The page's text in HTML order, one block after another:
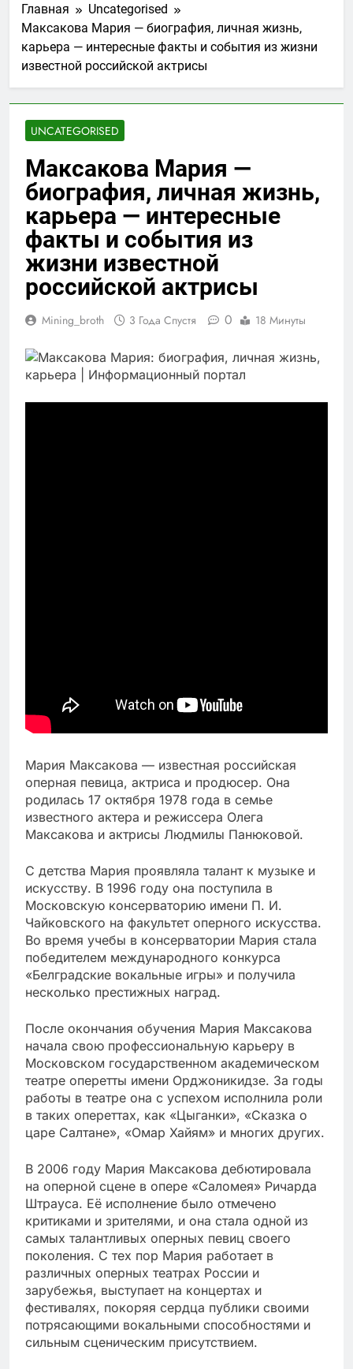
Главная
Uncategorised
Максакова Мария — биография, личная жизнь,
карьера — интересные факты и события из жизни
известной российской актрисы
UNCATEGORISED
Максакова Мария —
биография, личная жизнь,
карьера — интересные
факты и события из
жизни известной
российской актрисы
Mining_broth 3 Года Спустя 0 18 Минуты
Мария Максакова — известная российская
оперная певица, актриса и продюсер. Она
родилась 17 октября 1978 года в семье
известного актера и режиссера Олега
Максакова и актрисы Людмилы Панюковой.
С детства Мария проявляла талант к музыке и
искусству. В 1996 году она поступила в
Московскую консерваторию имени П. И.
Чайковского на факультет оперного искусства.
Во время учебы в консерватории Мария стала
победителем международного конкурса
«Белградские вокальные игры» и получила
несколько престижных наград.
После окончания обучения Мария Максакова
начала свою профессиональную карьеру в
Московском государственном академическом
театре оперетты имени Орджоникидзе. За годы
работы в театре она с успехом исполнила роли
в таких опереттах, как «Цыганки», «Сказка о
царе Салтане», «Омар Хайям» и многих других.
В 2006 году Мария Максакова дебютировала
на оперной сцене в опере «Саломея» Ричарда
Штрауса. Её исполнение было отмечено
критиками и зрителями, и она стала одной из
самых талантливых оперных певиц своего
поколения. С тех пор Мария работает в
различных оперных театрах России и
зарубежья, выступает на концертах и
фестивалях, покоряя сердца публики своими
потрясающими вокальными способностями и
сильным сценическим присутствием.